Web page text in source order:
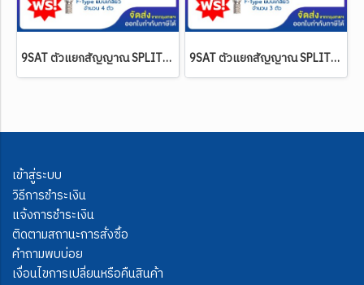
9SAT ตัวแยกสัญญาณ SPLITTER 3 WAY (ใช้แยกสัญญาณระบบอนาล็อค หรือระบบดิจิตอลทีวี) รุ่นใหม่มี F-Type 9SAT ตัวแยกสัญญาณ SPLITTER 2 WAY (ใช้แยกสัญญาณระบบอนาล็อค หรือระบบดิจิตอลทีวี) รุ่นใหม่มี F-Type
เข้าสู่ระบบ
วิธีการชำระเงิน
แจ้งการชำระเงิน
ติดตามสถานะการสั่งซื้อ
คำถามพบบ่อย
เงื่อนไขการเปลี่ยนหรือคืนสินค้า